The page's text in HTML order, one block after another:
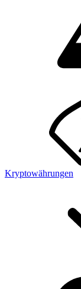
Kryptowährungen